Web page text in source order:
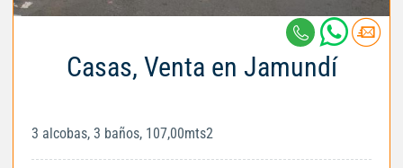
Casas, Venta en Jamundí
3 alcobas, 3 baños, 107,00mts2